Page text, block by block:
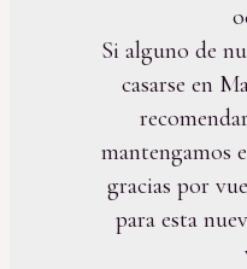
Si alguno de
casarse en
mantengamos
gracias por
para esta